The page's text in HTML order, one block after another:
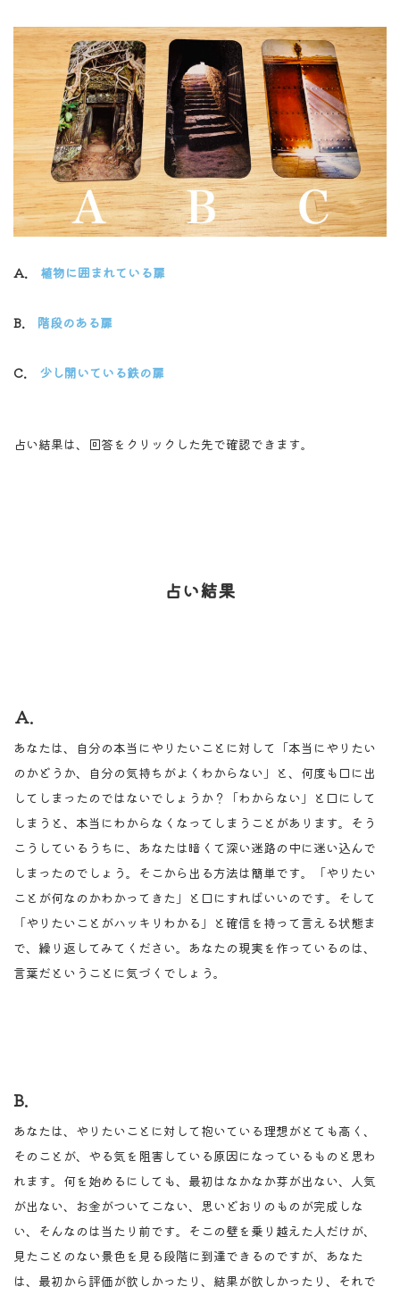
A. 植物に囲まれている扉
B. 階段のある扉
C. 少し開いている鉄の扉
占い結果は、回答をクリックした先で確認できます。
占い結果
Ａ.
あなたは、自分の本当にやりたいことに対して「本当にやりたい
のかどうか、自分の気持ちがよくわからない」と、何度も口に出
してしまったのではないでしょうか？「わからない」と口にして
しまうと、本当にわからなくなってしまうことがあります。そう
こうしているうちに、あなたは暗くて深い迷路の中に迷い込んで
しまったのでしょう。そこから出る方法は簡単です。「やりたい
ことが何なのかわかってきた」と口にすればいいのです。そして
「やりたいことがハッキリわかる」と確信を持って言える状態ま
で、繰り返してみてください。あなたの現実を作っているのは、
言葉だということに気づくでしょう。
B.
あなたは、やりたいことに対して抱いている理想がとても高く、
そのことが、やる気を阻害している原因になっているものと思わ
れます。何を始めるにしても、最初はなかなか芽が出ない、人気
が出ない、お金がついてこない、思いどおりのものが完成しな
い、そんなのは当たり前です。そこの壁を乗り越えた人だけが、
見たことのない景色を見る段階に到達できるのですが、あなた
は、最初から評価が欲しかったり、結果が欲しかったり、それで